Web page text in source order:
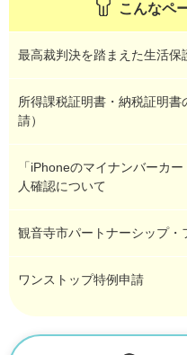
こんなペ
最高裁判決を踏まえた生活保
所得課税証明書・納税証明
請）
「iPhoneのマイナンバーカ
人確認について
観音寺市パートナーシップ
ワンストップ特例申請